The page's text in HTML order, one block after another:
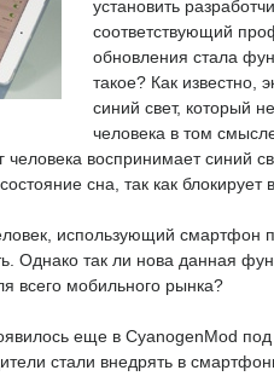
установить
соответствующий
обновления стала
такое? Как известно,
синий свет, который
человека в том
человека воспринимает синий
сна, так как блокирует
использующий смартфон
Однако так ли нова данная
всего мобильного рынка?
еще в CyanogenMod
стали внедрять в